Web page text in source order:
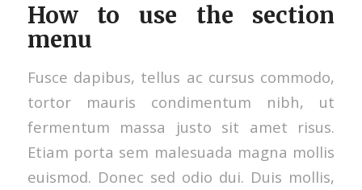
How to use the section
menu
Fusce dapibus, tellus ac cursus commodo,
tortor mauris condimentum nibh, ut
fermentum massa justo sit amet risus.
Etiam porta sem malesuada magna mollis
euismod. Donec sed odio dui. Duis mollis,